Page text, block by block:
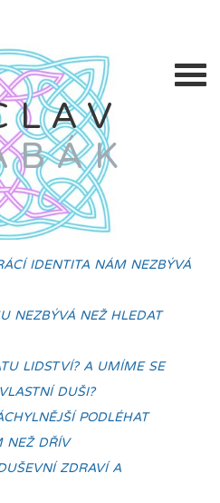
IDENTITA NÁM NEZBÝVÁ
NEZBÝVÁ NEŽ HLEDAT
LIDSTVÍ? A UMÍME SE
DUŠI?
PODLÉHAT
NEŽ DŘÍV
ZDRAVÍ A